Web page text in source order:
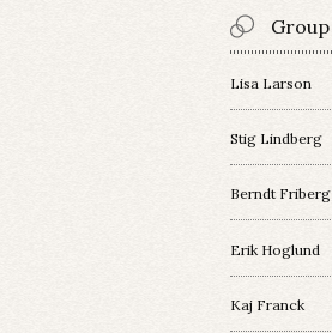
Group
Lisa Larson
Stig Lindberg
Berndt Friberg
Erik Hoglund
Kaj Franck